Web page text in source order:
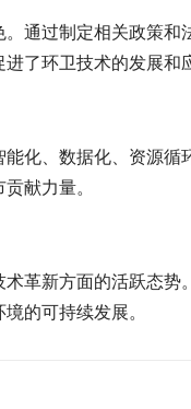
通过制定相关政策
了环卫技术的发展和
化、数据化、资源
献力量。
革新方面的活跃态
的可持续发展。